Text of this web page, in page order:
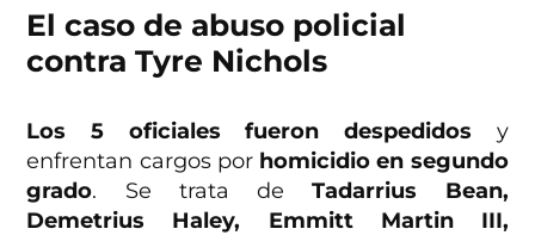
El caso de abuso policial
contra Tyre Nichols
Los 5 oficiales fueron despedidos y
enfrentan cargos por homicidio en segundo
grado. Se trata deTadarrius Bean,
Demetrius Haley, Emmitt Martin III,